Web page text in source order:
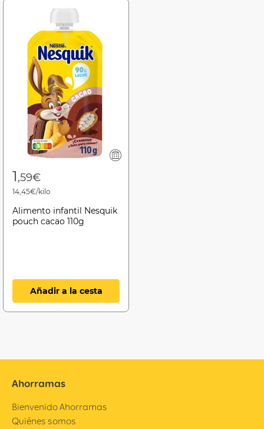
1,59€
14,45€/kilo
Alimento infantil Nesquik
pouch cacao 110g
Añadir a la cesta
Ahorramas
Bienvenido Ahorramas
Quiénes somos